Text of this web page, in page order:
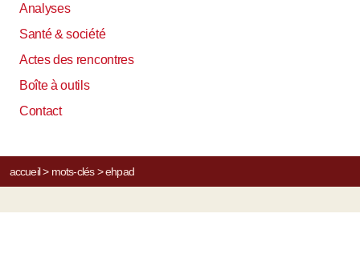
Analyses
Santé & société
Actes des rencontres
Boîte à outils
Contact
accueil> mots-clés> ehpad